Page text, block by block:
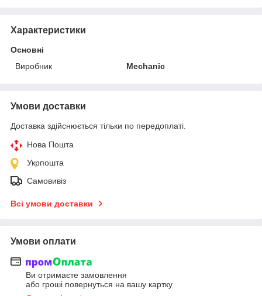
Характеристики
Основні
Виробник
Mechanic
Умови доставки
Доставка здійснюється тільки по передоплаті.
Нова Пошта
Укрпошта
Самовивіз
Всі умови доставки
Умови оплати
Ви отримаєте замовлення
або гроші повернуться на вашу картку